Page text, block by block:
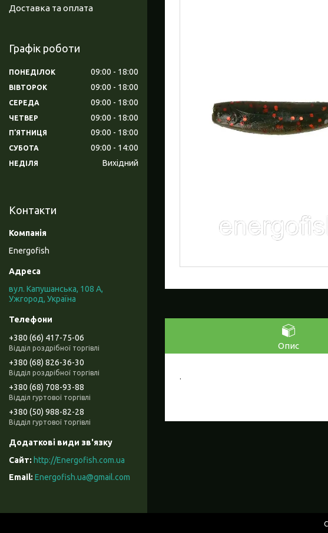
Опис
.
Доставка та оплата
Графік роботи
ПОНЕДІЛОК 09:00 18:00
ВІВТОРОК 09:00 18:00
СЕРЕДА 09:00 18:00
ЧЕТВЕР 09:00 18:00
ПʼЯТНИЦЯ 09:00 18:00
СУБОТА 09:00 14:00
НЕДІЛЯ Вихідний
Контакти
Energofish
вул. Капушанська, 108 А,
Ужгород, Україна
+380 (66) 417-75-06
Відділ роздрібної торгівлі
+380 (68) 826-36-30
Відділ роздрібної торгівлі
+380 (68) 708-93-88
Відділ гуртової торгівлі
+380 (50) 988-82-28
Відділ гуртової торгівлі
http://Energofish.com.ua
Energofish.ua@gmail.com